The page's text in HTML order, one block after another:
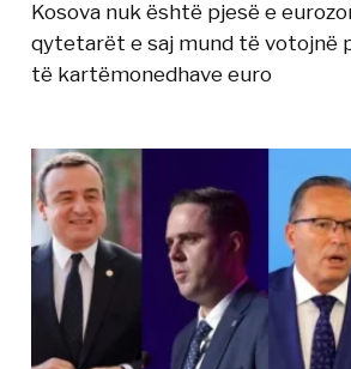
Kosova nuk është pjesë e
qytetarët e saj mund të votojnë
të kartëmonedhave euro